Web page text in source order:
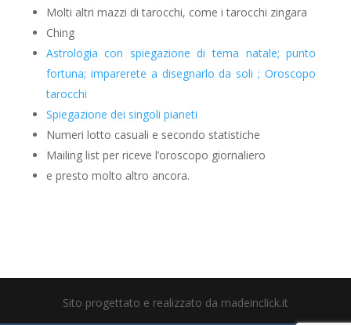
Molti altri mazzi di tarocchi, come i tarocchi zingara
Ching
Astrologia con spiegazione di tema natale; punto
fortuna; imparerete a disegnarlo da soli ; Oroscopo
tarocchi
Spiegazione dei singoli pianeti
Numeri lotto casuali e secondo statistiche
Mailing list per riceve l’oroscopo giornaliero
e presto molto altro ancora.
Sito progettato e realizzato da madeinclick.it